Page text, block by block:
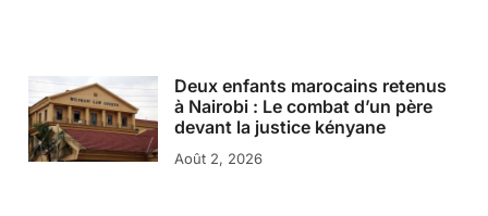
Deux enfants marocains retenus
à Nairobi : Le combat d’un père
devant la justice kényane
Août 2, 2026